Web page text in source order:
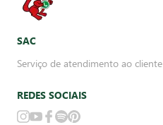
SAC
Serviço de atendimento ao cliente
REDES SOCIAIS